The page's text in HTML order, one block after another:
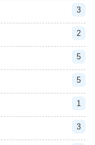
3
2
5
5
1
3